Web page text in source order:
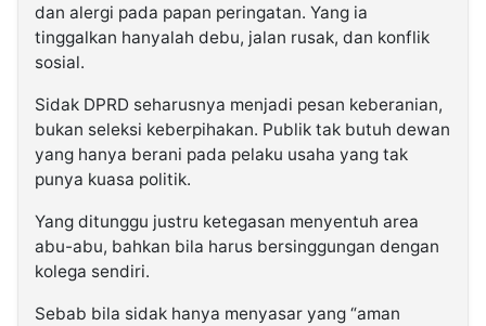
dan alergi pada papan peringatan. Yang ia
tinggalkan hanyalah debu, jalan rusak, dan konflik
sosial.
Sidak DPRD seharusnya menjadi pesan keberanian,
bukan seleksi keberpihakan. Publik tak butuh dewan
yang hanya berani pada pelaku usaha yang tak
punya kuasa politik.
Yang ditunggu justru ketegasan menyentuh area
abu-abu, bahkan bila harus bersinggungan dengan
kolega sendiri.
Sebab bila sidak hanya menyasar yang “aman